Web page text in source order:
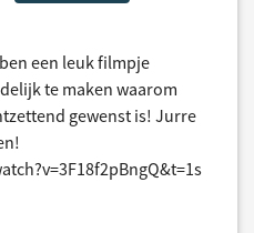
een leuk filmpje
te maken waarom
gewenst is! Jurre